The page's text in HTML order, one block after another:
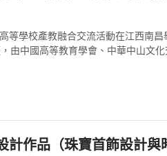
等學校產教融合交流活動在江西南
由中國高等教育學會、中華中山文化
計作品（珠寶首飾設計與